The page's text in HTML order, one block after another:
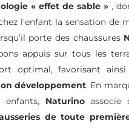
« effet de sable » ,
l’enfant la sensation de
porte des chaussures
appuis sur tous les
optimal, favorisant ainsi
développement. En
enfants, Naturinoassocie
de toute